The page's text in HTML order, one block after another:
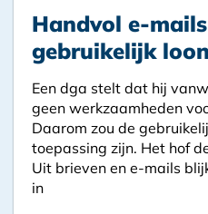
Handvol e-
gebruikelijk
Een dga stelt dat hij
geen werkzaamheden
Daarom zou de
toepassing zijn. Het hof
Uit brieven en e-mails
in